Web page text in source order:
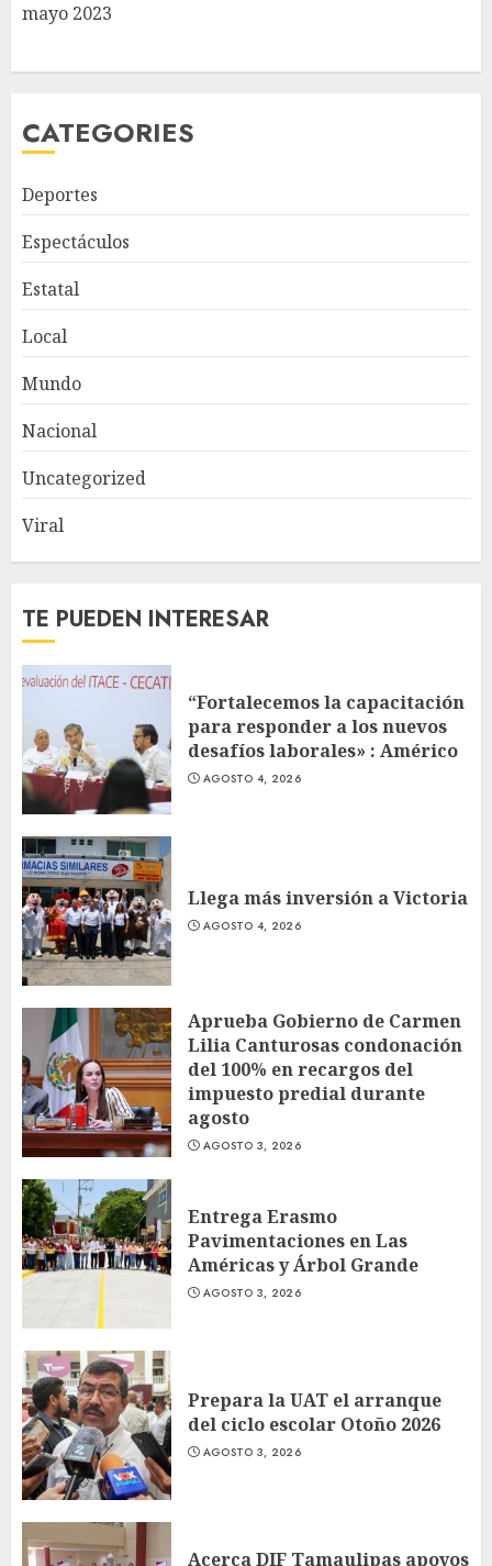
mayo 2023
CATEGORIES
Deportes
Espectáculos
Estatal
Local
Mundo
Nacional
Uncategorized
Viral
TE PUEDEN INTERESAR
“Fortalecemos la capacitación
para responder a los nuevos
desafíos laborales» : Américo
AGOSTO 4, 2026
Llega más inversión a Victoria
AGOSTO 4, 2026
Aprueba Gobierno de Carmen
Lilia Canturosas condonación
del 100% en recargos del
impuesto predial durante
agosto
AGOSTO 3, 2026
Entrega Erasmo
Pavimentaciones en Las
Américas y Árbol Grande
AGOSTO 3, 2026
Prepara la UAT el arranque
del ciclo escolar Otoño 2026
AGOSTO 3, 2026
Acerca DIF Tamaulipas apoyos